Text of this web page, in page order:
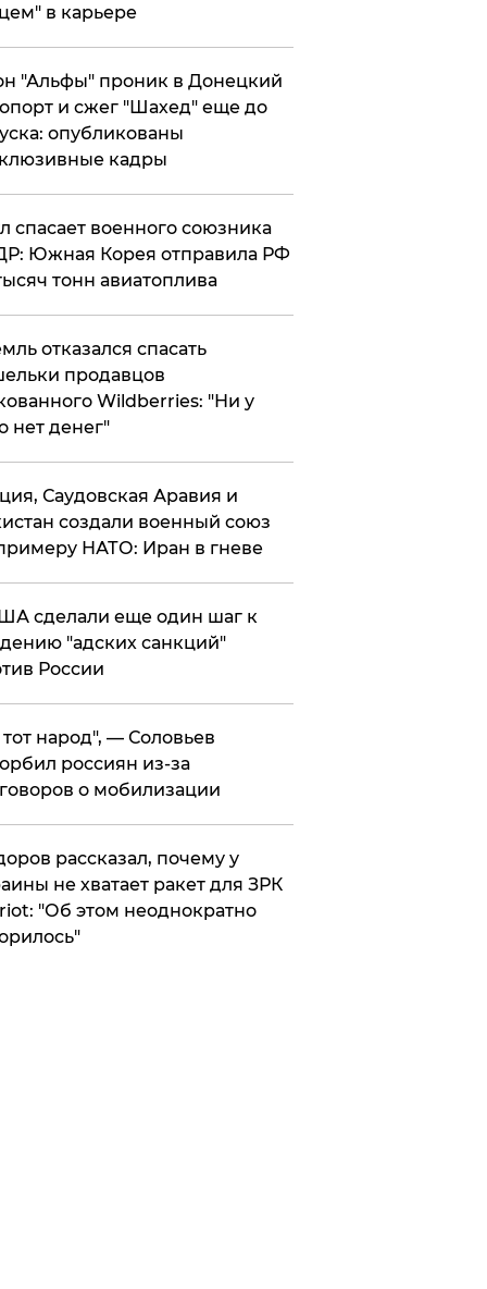
в карьере
"Альфы" проник в Донецкий
и сжег "Шахед" еще до
опубликованы
кадры
спасает военного союзника
Южная Корея отправила РФ
тонн авиатоплива
отказался спасать
продавцов
Wildberries: "Ни у
нет денег"
Саудовская Аравия и
создали военный союз
НАТО: Иран в гневе
сделали еще один шаг к
"адских санкций"
России
народ", — Соловьев
россиян из-за
о мобилизации
рассказал, почему у
не хватает ракет для ЗРК
"Об этом неоднократно